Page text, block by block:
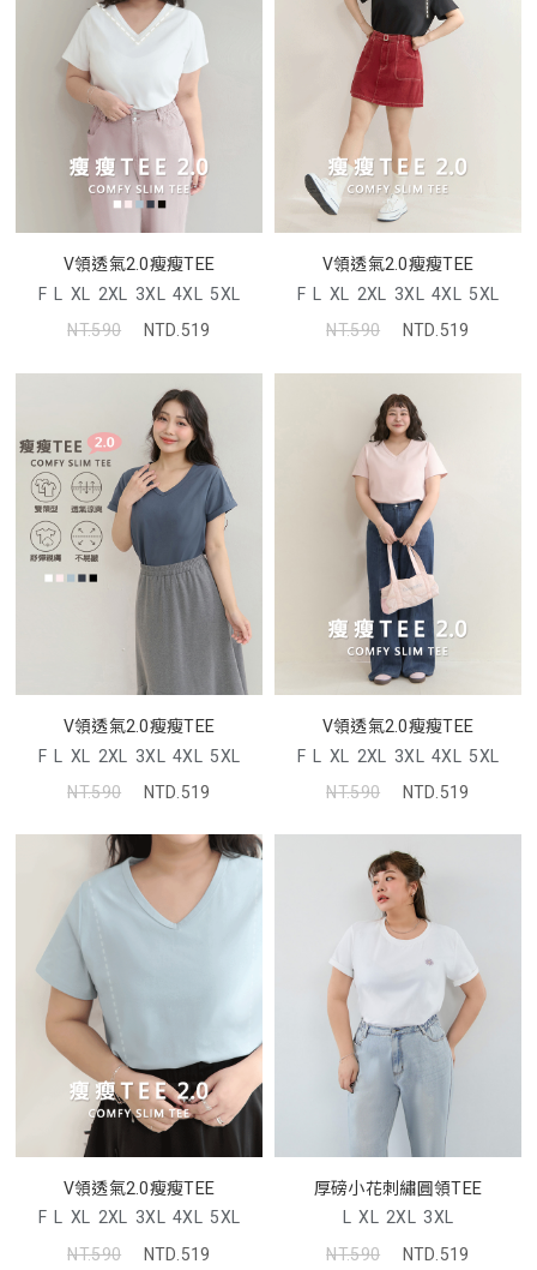
V領透氣2.0瘦瘦TEE
F L XL 2XL 3XL 4XL 5XL
NT.590
NTD.519
V領透氣2.0瘦瘦TEE
F L XL 2XL 3XL 4XL 5XL
NT.590
NTD.519
V領透氣2.0瘦瘦TEE
F L XL 2XL 3XL 4XL 5XL
NT.590
NTD.519
V領透氣2.0瘦瘦TEE
F L XL 2XL 3XL 4XL 5XL
NT.590
NTD.519
V領透氣2.0瘦瘦TEE
F L XL 2XL 3XL 4XL 5XL
NT.590
NTD.519
厚磅小花刺繡圓領TEE
L XL 2XL 3XL
NT.590
NTD.519